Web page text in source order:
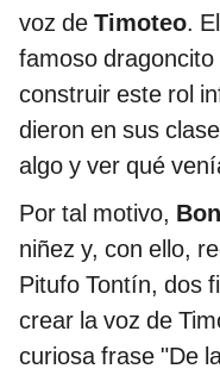
voz de Timoteo.
famoso
construir este rol
dieron en sus
algo y ver qué
Por tal motivo,
niñez y, con ello,
Pitufo Tontín, dos
crear la voz de
curiosa frase "De